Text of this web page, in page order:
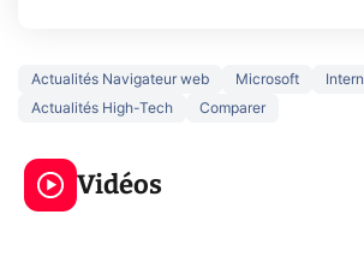
Actualités Navigateur web Microsoft
Actualités High-Tech
Comparer
Vidéos
3 écrans en 1 pour
319€ ? Voici L'AOC
CQ32G4ZA !